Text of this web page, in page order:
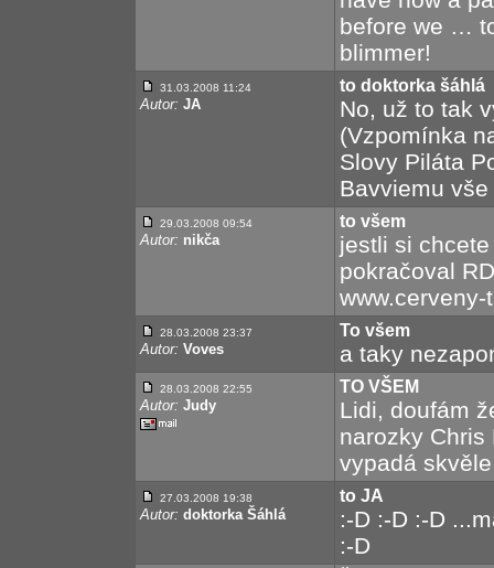
before we …
blimmer!
31.03.2008 11:24
Autor: JA
to doktorka šáhlá
No, už to tak
(Vzpomínka
Slovy Piláta
Bavviemu
29.03.2008 09:54
Autor: nikča
to všem
jestli si
pokračoval
28.03.2008 23:37
Autor: Voves
To všem
a taky
28.03.2008 22:55
Autor: Judy
TO VŠEM
Lidi, doufám
narozky Chris
vypadá
27.03.2008 19:38
Autor: doktorka Šáhlá
to JA
:-D :-D :-D
:-D